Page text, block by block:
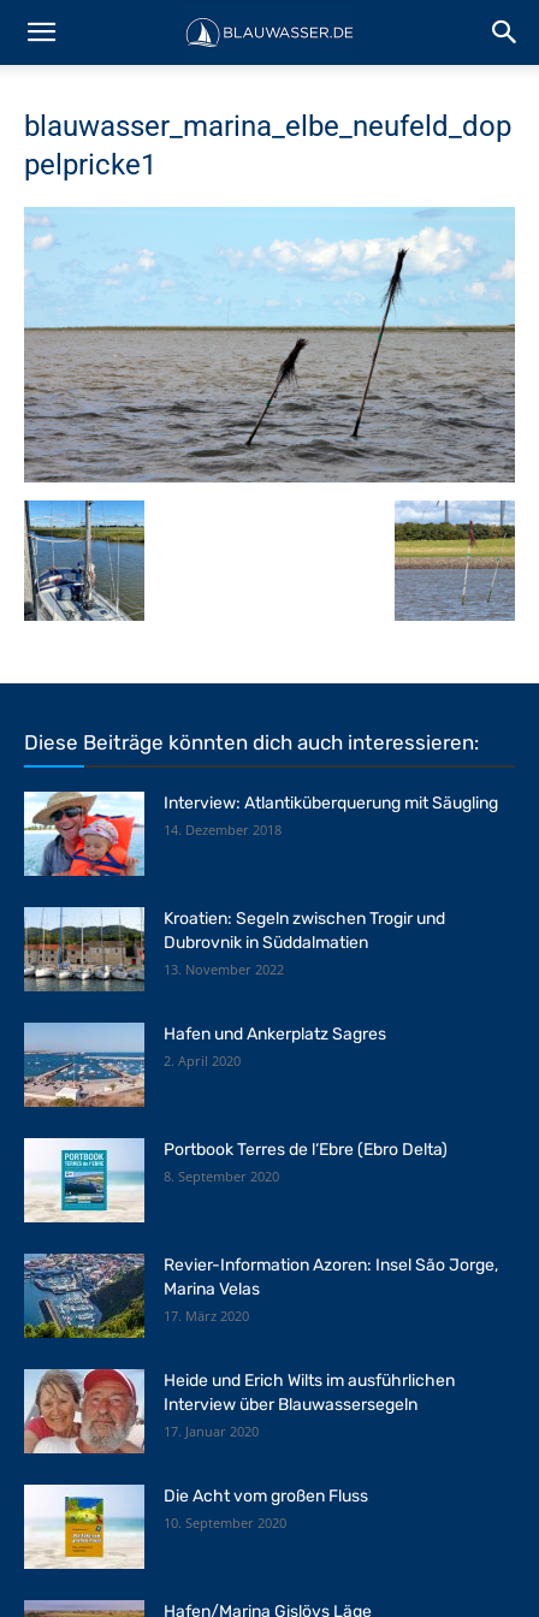
blauwasser_marina_elbe_neufeld_dop
pelpricke1
Diese Beiträge könnten dich auch interessieren:
Interview: Atlantiküberquerung mit Säugling
14. Dezember 2018
Kroatien: Segeln zwischen Trogir und
Dubrovnik in Süddalmatien
13. November 2022
Hafen und Ankerplatz Sagres
2. April 2020
Portbook Terres de l‘Ebre (Ebro Delta)
8. September 2020
Revier-Information Azoren: Insel São Jorge,
Marina Velas
17. März 2020
Heide und Erich Wilts im ausführlichen
Interview über Blauwassersegeln
17. Januar 2020
Die Acht vom großen Fluss
10. September 2020
Hafen/Marina Gislövs Läge